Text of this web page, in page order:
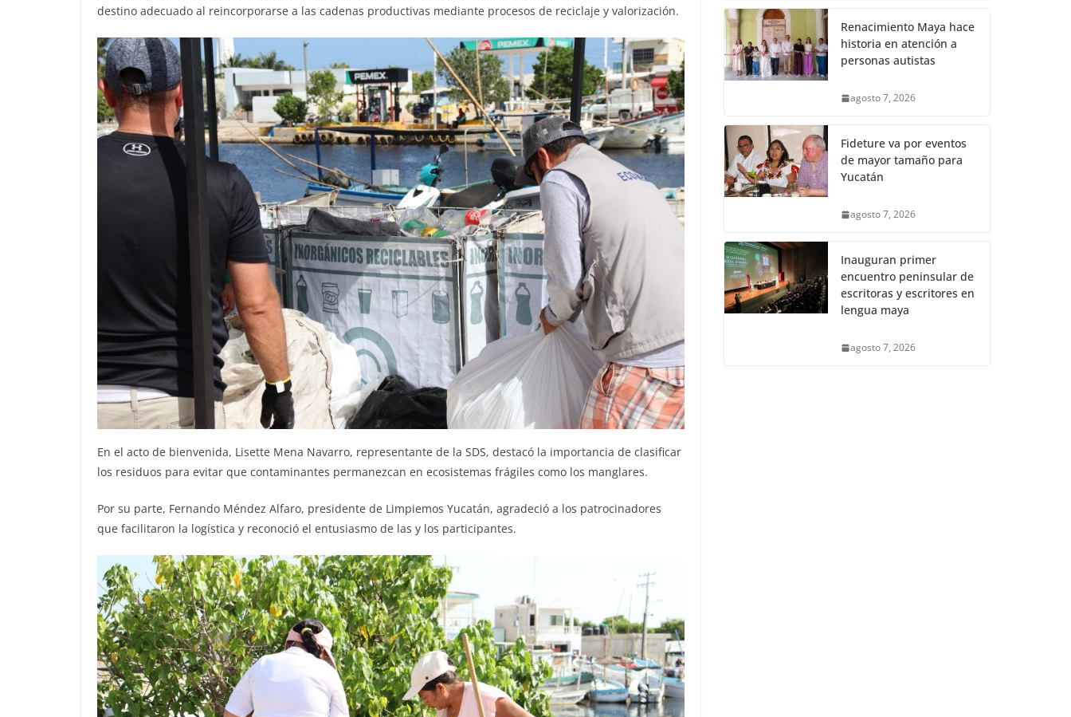
destino adecuado al reincorporarse a las cadenas productivas mediante procesos de reciclaje y valorización.
En el acto de bienvenida, Lisette Mena Navarro, representante de la SDS, destacó la importancia de clasificar
los residuos para evitar que contaminantes permanezcan en ecosistemas frágiles como los manglares.
Por su parte, Fernando Méndez Alfaro, presidente de Limpiemos Yucatán, agradeció a los patrocinadores
que facilitaron la logística y reconoció el entusiasmo de las y los participantes.
Renacimiento Maya hace
historia en atención a
personas autistas
agosto 7, 2026
Fideture va por eventos
de mayor tamaño para
Yucatán
agosto 7, 2026
Inauguran primer
encuentro peninsular de
escritoras y escritores en
lengua maya
agosto 7, 2026